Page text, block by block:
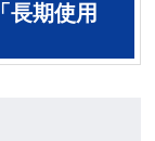
長期使用